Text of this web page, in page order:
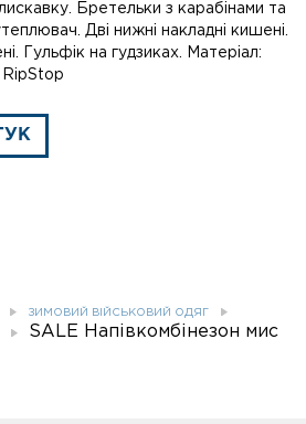
Бретельки з карабінами та
Дві нижні накладні кишені.
Гульфік на гудзиках. Матеріал:
RipStop
ЗИМОВИЙ ВІЙСЬКОВИЙ ОДЯГ
SALE Напівкомбінезон мис